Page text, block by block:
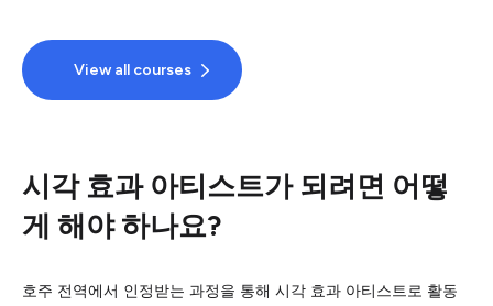
View all courses
시각 효과 아티스트가 되려면 어떻
게 해야 하나요?
호주 전역에서 인정받는 과정을 통해 시각 효과 아티스트로 활동